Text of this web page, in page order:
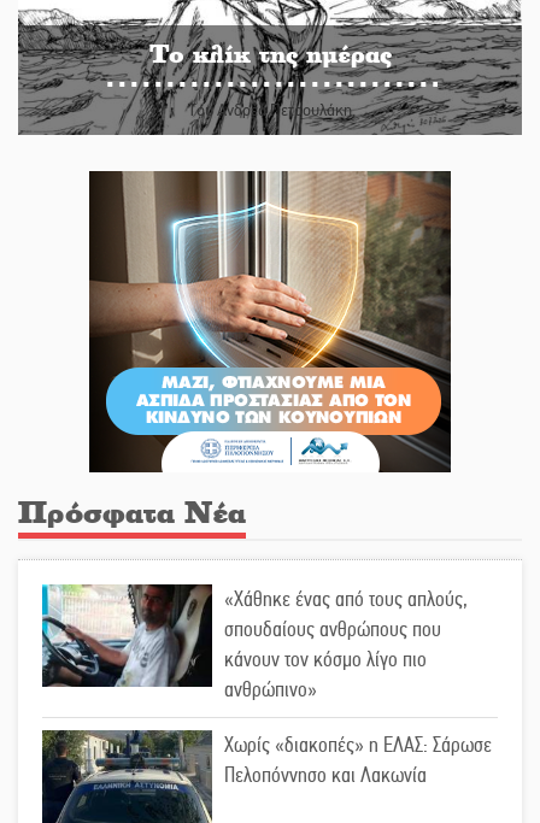
Το κλίκ της ημέρας
Του Ανδρέα Πετρουλάκη
Πρόσφατα Νέα
«Χάθηκε ένας από τους απλούς,
σπουδαίους ανθρώπους που
κάνουν τον κόσμο λίγο πιο
ανθρώπινο»
Χωρίς «διακοπές» η ΕΛΑΣ: Σάρωσε
Πελοπόννησο και Λακωνία